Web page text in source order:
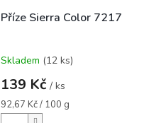
Příze Sierra Color 7217
Skladem (12 ks)
139 Kč / ks
Měrná
cena:
92,67 Kč / 100 g